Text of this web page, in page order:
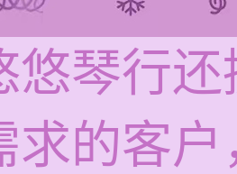
悠琴行
求的客